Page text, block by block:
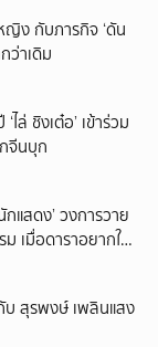
ญิง กับภารกิจ ‘ดัน
ว่าเดิม
ไล่ ชิงเต๋อ’ เข้าร่วม
จีนบุก
แสดง’ วงการวาย
ม เมื่อดาราอยากให้มี
สุรพงษ์ เพลินแสง